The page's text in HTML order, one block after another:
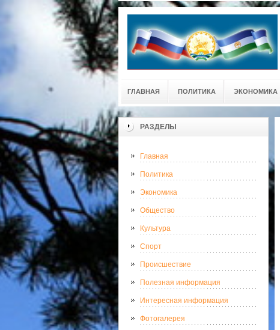
ГЛАВНАЯ ПОЛИТИКА ЭКОНОМИКА
РАЗДЕЛЫ
Главная
Политика
Экономика
Общество
Культура
Спорт
Происшествие
Полезная информация
Интересная информация
Фотогалерея